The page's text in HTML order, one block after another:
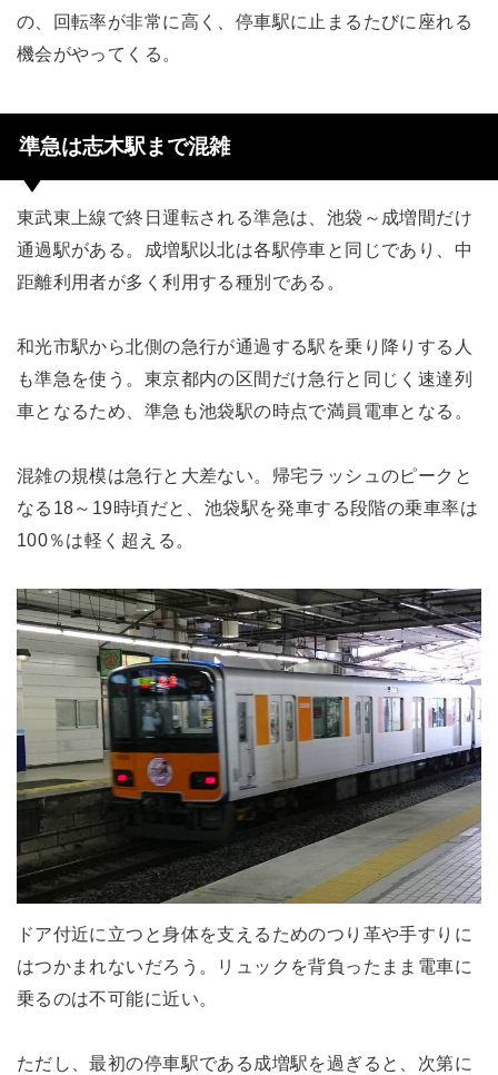
の、回転率が非常に高く、停車駅に止まるたびに座れる
機会がやってくる。
準急は志木駅まで混雑
東武東上線で終日運転される準急は、池袋～成増間だけ
通過駅がある。成増駅以北は各駅停車と同じであり、中
距離利用者が多く利用する種別である。
和光市駅から北側の急行が通過する駅を乗り降りする人
も準急を使う。東京都内の区間だけ急行と同じく速達列
車となるため、準急も池袋駅の時点で満員電車となる。
混雑の規模は急行と大差ない。帰宅ラッシュのピークと
なる18～19時頃だと、池袋駅を発車する段階の乗車率は
100％は軽く超える。
ドア付近に立つと身体を支えるためのつり革や手すりに
はつかまれないだろう。リュックを背負ったまま電車に
乗るのは不可能に近い。
ただし、最初の停車駅である成増駅を過ぎると、次第に